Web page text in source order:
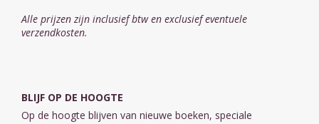
Alle prijzen zijn inclusief btw en exclusief eventuele
verzendkosten.
BLIJF OP DE HOOGTE
Op de hoogte blijven van nieuwe boeken, speciale